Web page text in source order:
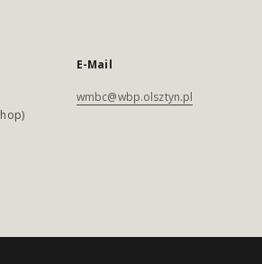
E-Mail
wmbc@wbp.olsztyn.pl